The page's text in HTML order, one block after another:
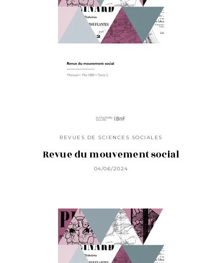
REVUES DE SCIENCES SOCIALES
Revue du mouvement social
04/06/2024